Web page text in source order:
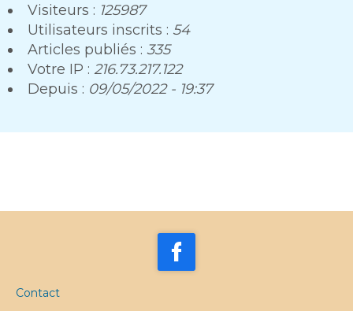
Visiteurs : 125987
Utilisateurs inscrits : 54
Articles publiés : 335
Votre IP : 216.73.217.122
Depuis : 09/05/2022 - 19:37
Contact